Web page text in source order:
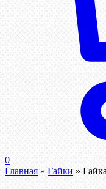
0
Главная » Гайки »